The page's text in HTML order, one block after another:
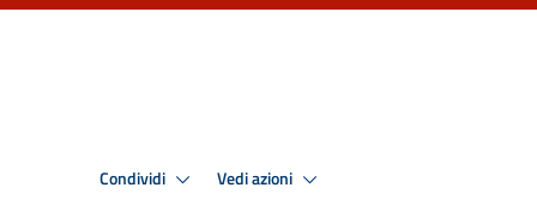
Condividi Vedi azioni